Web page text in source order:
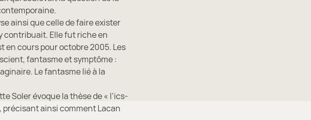
ainsi que celle de faire exister
contribuait. Elle fut riche en
en cours pour octobre 2005. Les
fantasme et symptôme :
Le fantasme lié à la
Soler évoque la thèse de « l’ics-
précisant ainsi comment Lacan